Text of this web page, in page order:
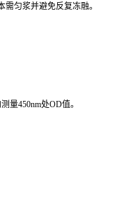
需匀浆并避免反复冻融。
量450nm处OD值。